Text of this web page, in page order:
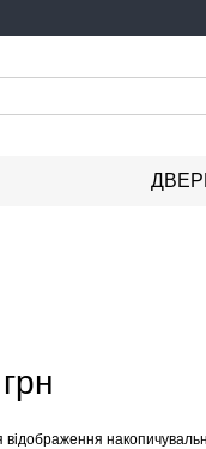
відображення